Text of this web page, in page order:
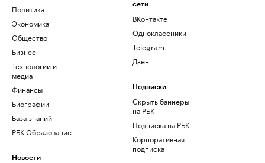
Политика
Экономика
Общество
Бизнес
Технологии и
медиа
Финансы
Биографии
База знаний
РБК Образование
Новости
сети
ВКонтакте
Одноклассники
Telegram
Дзен
Подписки
Скрыть баннеры
на РБК
Подписка на РБК
Корпоративная
подписка